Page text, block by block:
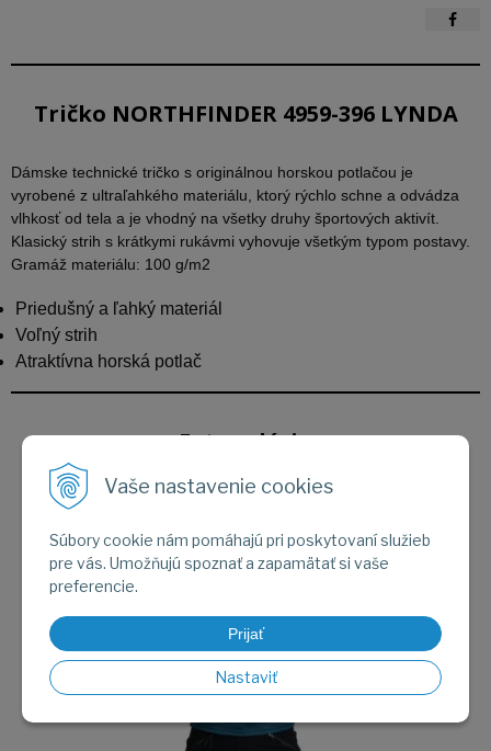
Vaše nastavenie cookies
Súbory cookie nám pomáhajú pri poskytovaní služieb
pre vás. Umožňujú spoznať a zapamätať si vaše
preferencie.
Prijať
Nastaviť
Tričko NORTHFINDER 4959-396 LYNDA
Dámske technické tričko s originálnou horskou potlačou je
vyrobené z ultraľahkého materiálu, ktorý rýchlo schne a odvádza
vlhkosť od tela a je vhodný na všetky druhy športových aktivít.
Klasický strih s krátkymi rukávmi vyhovuje všetkým typom postavy.
Gramáž materiálu: 100 g/m2
Priedušný a ľahký materiál
Voľný strih
Atraktívna horská potlač
Fotogaléria